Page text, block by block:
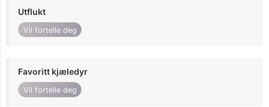
Utflukt
Vil fortelle deg
Favoritt kjæledyr
Vil fortelle deg